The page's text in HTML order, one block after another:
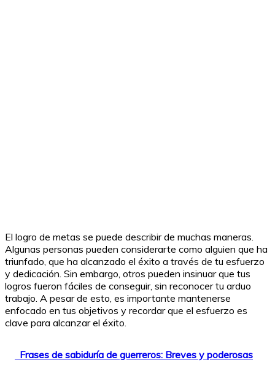
El logro de metas se puede describir de muchas maneras.
Algunas personas pueden considerarte como alguien que ha
triunfado, que ha alcanzado el éxito a través de tu esfuerzo
y dedicación. Sin embargo, otros pueden insinuar que tus
logros fueron fáciles de conseguir, sin reconocer tu arduo
trabajo. A pesar de esto, es importante mantenerse
enfocado en tus objetivos y recordar que el esfuerzo es
clave para alcanzar el éxito.
Frases de sabiduría de guerreros: Breves y poderosas